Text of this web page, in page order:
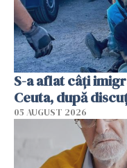
S-a aflat câți
Ceuta, după
05 AUGUST 2026